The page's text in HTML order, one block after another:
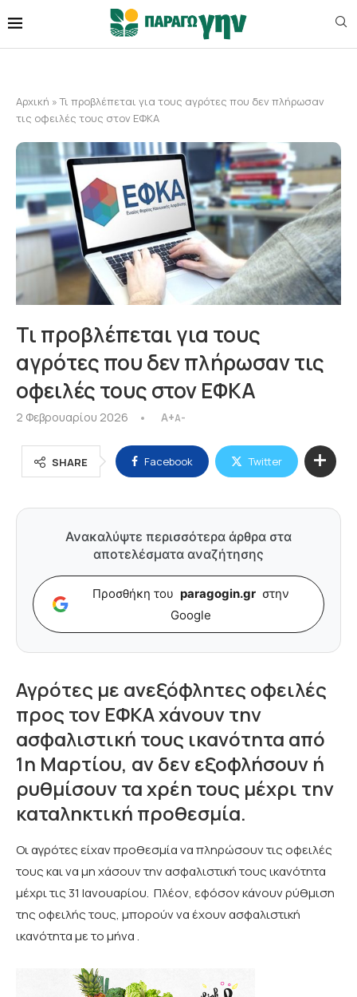
Αρχική »Τι προβλέπεται για τους αγρότες που δεν πλήρωσαν
τις οφειλές τους στον ΕΦΚΑ
Τι προβλέπεται για τους
αγρότες που δεν πλήρωσαν τις
οφειλές τους στον ΕΦΚΑ
2 Φεβρουαρίου 2026 A+A-
SHARE Facebook Twitter
Ανακαλύψτε περισσότερα άρθρα στα
αποτελέσματα αναζήτησης
Προσθήκη του paragogin.gr στην
Google
Αγρότες με ανεξόφλητες οφειλές
προς τον ΕΦΚΑ χάνουν την
ασφαλιστική τους ικανότητα από
1η Μαρτίου, αν δεν εξοφλήσουν ή
ρυθμίσουν τα χρέη τους μέχρι την
καταληκτική προθεσμία.
Οι αγρότες είχαν προθεσμία να πληρώσουν τις οφειλές
τους και να μη χάσουν την ασφαλιστική τους ικανότητα
μέχρι τις 31 Ιανουαρίου. Πλέον, εφόσον κάνουν ρύθμιση
της οφειλής τους, μπορούν να έχουν ασφαλιστική
ικανότητα με το μήνα .